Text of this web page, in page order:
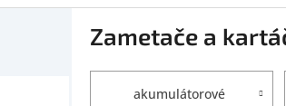
Zametače a
akumulátorové